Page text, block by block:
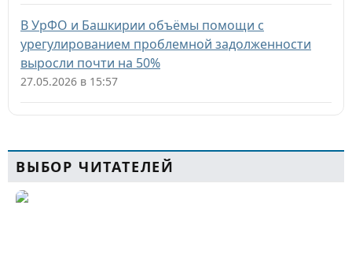
В УрФО и Башкирии объёмы помощи с
урегулированием проблемной задолженности
выросли почти на 50%
27.05.2026 в 15:57
ВЫБОР ЧИТАТЕЛЕЙ